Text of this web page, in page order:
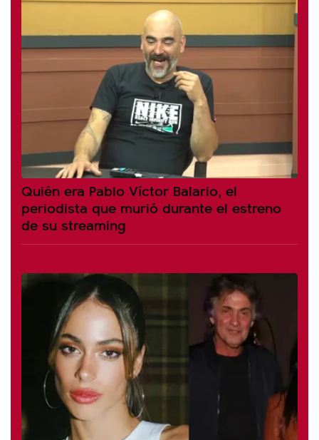
Quién era Pablo Víctor Balario, el
periodista que murió durante el estreno
de su streaming